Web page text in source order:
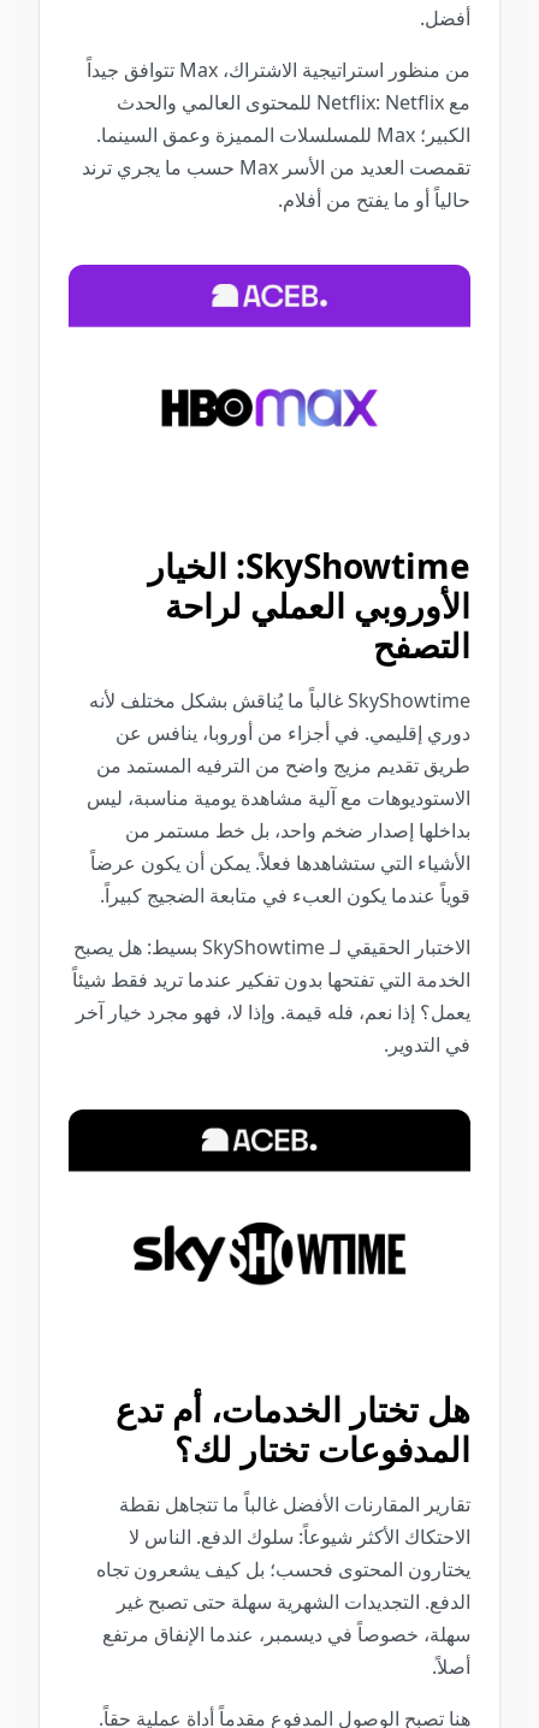
أفضل.
من منظور استراتيجية الاشتراك، Max تتوافق جيداً
مع Netflix: Netflix للمحتوى العالمي والحدث
الكبير؛ Max للمسلسلات المميزة وعمق السينما.
تقمصت العديد من الأسر Max حسب ما يجري ترند
حالياً أو ما يفتح من أفلام.
SkyShowtime: الخيار
الأوروبي العملي لراحة
التصفح
SkyShowtime غالباً ما يُناقش بشكل مختلف لأنه
دوري إقليمي. في أجزاء من أوروبا، ينافس عن
طريق تقديم مزيج واضح من الترفيه المستمد من
الاستوديوهات مع آلية مشاهدة يومية مناسبة، ليس
بداخلها إصدار ضخم واحد، بل خط مستمر من
الأشياء التي ستشاهدها فعلاً. يمكن أن يكون عرضاً
قوياً عندما يكون العبء في متابعة الضجيج كبيراً.
الاختبار الحقيقي لـ SkyShowtime بسيط: هل يصبح
الخدمة التي تفتحها بدون تفكير عندما تريد فقط شيئاً
يعمل؟ إذا نعم، فله قيمة. وإذا لا، فهو مجرد خيار آخر
في التدوير.
هل تختار الخدمات، أم تدع
المدفوعات تختار لك؟
تقارير المقارنات الأفضل غالباً ما تتجاهل نقطة
الاحتكاك الأكثر شيوعاً: سلوك الدفع. الناس لا
يختارون المحتوى فحسب؛ بل كيف يشعرون تجاه
الدفع. التجديدات الشهرية سهلة حتى تصبح غير
سهلة، خصوصاً في ديسمبر، عندما الإنفاق مرتفع
أصلاً.
هنا تصبح الوصول المدفوع مقدماً أداة عملية حقاً.